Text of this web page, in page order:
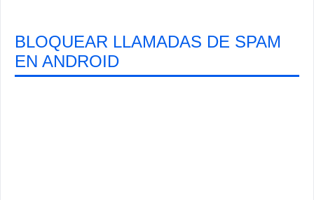
BLOQUEAR LLAMADAS DE SPAM
EN ANDROID